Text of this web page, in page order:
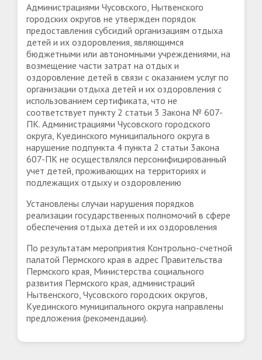
Администрациями Чусовского, Нытвенского
городских округов не утвержден порядок
предоставления субсидий организациям отдыха
детей и их оздоровления, являющимся
бюджетными или автономными учреждениями, на
возмещение части затрат на отдых и
оздоровление детей в связи с оказанием услуг по
организации отдыха детей и их оздоровления с
использованием сертификата, что не
соответствует пункту 2 статьи 3 Закона № 607-
ПК. Администрациями Чусовского городского
округа, Куединского муниципального округа в
нарушение подпункта 4 пункта 2 статьи 3акона
607-ПК не осуществлялся персонифицированный
учет детей, проживающих на территориях и
подлежащих отдыху и оздоровлению
Установлены случаи нарушения порядков
реализации государственных полномочий в сфере
обеспечения отдыха детей и их оздоровления
По результатам мероприятия Контрольно-счетной
палатой Пермского края в адрес Правительства
Пермского края, Министерства социального
развития Пермского края, администраций
Нытвенского, Чусовского городских округов,
Куединского муниципального округа направлены
предложения (рекомендации).